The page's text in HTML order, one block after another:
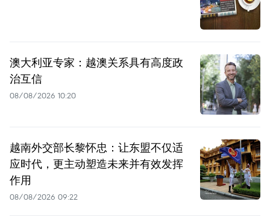
澳大利亚专家：越澳关系具有高度政
治互信
08/08/2026 10:20
越南外交部长黎怀忠：让东盟不仅适
应时代，更主动塑造未来并有效发挥
作用
08/08/2026 09:22